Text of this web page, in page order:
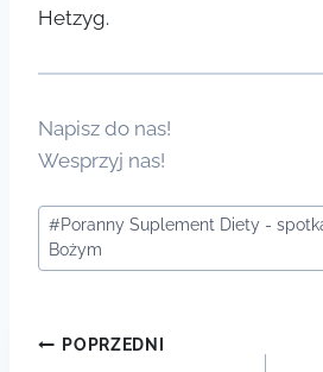
Hetzyg.
Napisz do nas!
Wesprzyj nas!
Tagi
wpisu:
#Poranny Suplement Diety -
Bożym
Nawigacja
POPRZEDNI